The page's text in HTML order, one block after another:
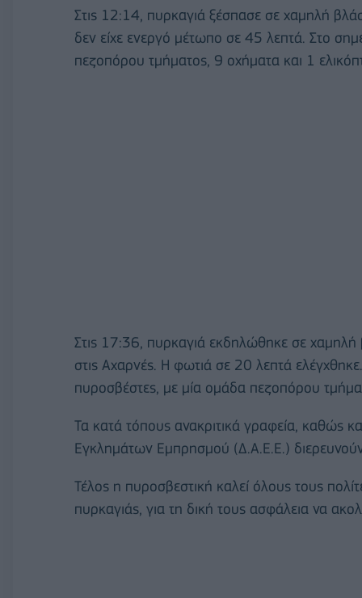
Στις 12:14, πυρκαγιά ξέσπασε σε χαμηλή
δεν είχε ενεργό μέτωπο σε 45 λεπτά. Στο
πεζοπόρου τμήματος, 9 οχήματα και 1
Στις 17:36, πυρκαγιά εκδηλώθηκε σε χαμηλή
στις Αχαρνές. Η φωτιά σε 20 λεπτά
πυροσβέστες, με μία ομάδα πεζοπόρου
Τα κατά τόπους ανακριτικά γραφεία, καθώς
Εγκλημάτων Εμπρησμού (Δ.Α.Ε.Ε.)
Τέλος η πυροσβεστική καλεί όλους τους
πυρκαγιάς, για τη δική τους ασφάλεια να